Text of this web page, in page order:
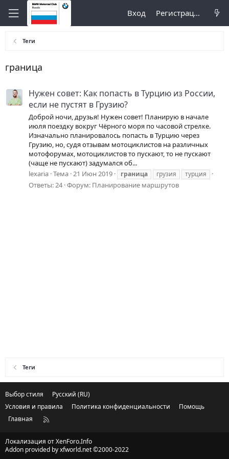
Вход Регистрация
Теги
граница
Нужен совет: Как попасть в Турцию из России,
если не пустят в Грузию?
Доброй ночи, друзья! Нужен совет! Планирую в начале
июля поездку вокруг Чёрного моря по часовой стрелке.
Изначально планировалось попасть в Турцию через
Грузию, но, судя отзывам мотоциклистов на различных
мотофорумах, мотоциклистов то пускают, то не пускают
(чаще не пускают) задумался об...
lexaria Тема 21 Июн 2019 граница грузия турция
Ответы: 24 Форум: Планирование маршрутов
Теги
Выбор стиля
Русский (RU)
Условия и правила
Политика конфиденциальности
Помощь
Главная
R
Локализация отXenForo.Info
Addon provided by xfworld.net ©2000-2022